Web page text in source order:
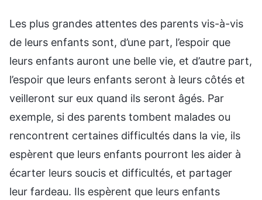
Les plus grandes attentes des parents vis-à-vis de leurs enfants sont, d’une part, l’espoir que leurs enfants auront une belle vie, et d’autre part, l’espoir que leurs enfants seront à leurs côtés et veilleront sur eux quand ils seront âgés. Par exemple, si des parents tombent malades ou rencontrent certaines difficultés dans la vie, ils espèrent que leurs enfants pourront les aider à écarter leurs soucis et difficultés, et partager leur fardeau. Ils espèrent que leurs enfants seront à leurs côtés quand ils quitteront ce monde, afin qu’ils puissent les revoir une dernière fois. Ce sont généralement les deux plus grandes attentes des parents vis-à-vis de leurs enfants, et il est difficile d’abandonner ces attentes. Si les parents d’une personne tombent malades ou rencontrent des difficultés, et que cette personne ne l’apprend pas, il est possible que la situation se résolve sans son intervention. Mais si la personne en est informée, elle a en général beaucoup de mal à surmonter la situation, surtout si l’état de ses parents devient sérieux et qu’ils tombent gravement malades. Dans ces moments-là, les gens ont encore plus de mal à lâcher prise. Si, au fond de ton cœur, tu te dis que tes parents ont encore la condition physique qu’ils avaient il y a 10 ou 20 ans, qu’ils peuvent vivre et travailler comme à cette époque, qu’ils peuvent prendre soin d’eux-mêmes et vivre normalement, qu’ils sont encore en bonne santé, jeunes et robustes, et si tu as l’impression qu’ils n’ont pas besoin de toi, tu ne seras pas très inquiet à leur sujet dans ton cœur. Mais si tu apprends que tes parents se font vieux, que leur constitution s’est affaiblie et qu’ils ont besoin que l’on s’occupe d’eux et qu’on leur tienne compagnie, et que tu te trouves ailleurs, tu seras probablement contrarié et affecté par cette nouvelle. Certaines personnes abandonnent même leur devoir et veulent rentrer chez elles pour voir leurs parents. Certaines personnes émotives font des choix encore plus irrationnels, et disent : « Si je pouvais, je donnerais dix ans de ma vie à mes parents. » Il y a aussi des personnes qui sont résolues à rechercher des bénédictions pour leurs parents. Elles achètent toutes sortes de produits de santé et de compléments alimentaires pour leurs parents, et quand elles apprennent que ces derniers sont gravement malades, elles ne peuvent éviter d’être piégées par leurs sentiments, et souhaitent courir immédiatement au chevet de leurs parents. Certaines personnes disent : « Je serais même prêt à avoir cette maladie à la place de mes parents », sans se demander quel devoir elles devraient accomplir, et ignorant la commission de Dieu. Par conséquent, dans ces circonstances, les gens sont très susceptibles de devenir faibles et de céder à la tentation. Pleureriez-vous si vous appreniez que vos parents sont tombés gravement malades ? En particulier, certaines personnes reçoivent des lettres de chez elles, qui disent que le médecin a déjà annoncé la mort prochaine de leurs parents. Que signifie « annoncer la mort prochaine » ? Cette expression est facile à interpréter. Elle signifie que les parents de ces personnes vont mourir dans quelques jours. À un moment pareil, tu penserais : « Mes parents n’ont qu’une cinquantaine d’années. Cela ne devrait pas arriver. De quelle maladie sont-ils atteints ? » Et si la réponse était : « Ils ont un cancer », tu penserais aussitôt : « Comment l’ont-ils attrapé ? Je suis parti depuis toutes ces années, je leur ai manqué et leur vie a été si dure, est-ce pour cette raison qu’ils ont attrapé cette maladie ? » Tu te précipiterais alors pour rejeter toute la faute sur toi-même : « Mes parents ont eu une vie si dure et je ne les ai pas aidés en partageant leur fardeau. Je leur ai manqué et ils se sont inquiétés pour moi, et je ne suis pas resté à leurs côtés. Je les ai laissé tomber et je leur ai fait endurer des souffrances parce que je leur manquais sans cesse. Mes parents ont passé tant de temps à m’élever, et tout ça pour quoi ? Tout ce que j’ai fait, c’est les faire souffrir ! » Plus tu y penserais, plus tu croirais que tu les as laissé tomber et que tu leur es redevable. Puis tu penserais : « Non, ce n’est pas exact. Je crois en Dieu, j’accomplis le devoir d’un être créé et je mène à bien la commission de Dieu. Je n’ai laissé tomber personne. » Mais ensuite, tu penserais : « Mes parents sont si âgés et ils n’ont aucun enfant à leurs côtés pour prendre soin d’eux. À quoi bon m’avoir élevé, alors ? » Tu hésiterais sans cesse, incapable de surmonter cette situation, quelle que soit ta façon d’y réfléchir. Non seulement tu pleurerais, mais tu sombrerais dans l’imbroglio de tes sentiments à l’égard de tes parents. Est-il facile d’abandonner tout cela, dans ces circonstances ? Tu dirais : « Mes parents m’ont donné naissance et ils m’ont élevé. Ils ne s’attendaient pas à ce que je devienne très riche et ils ne m’ont jamais rien demandé d’excessif. Ils espéraient simplement que je serais à leurs côtés quand ils tomberaient malades et auraient besoin de moi, que je leur tiendrais compagnie et que j’atténuerais leurs souffrances. Je ne l’ai jamais fait ! » Tu pleurerais, du jour où tu aurais appris que tes parents étaient très gravement malades jusqu’au jour de leur mort. Seriez-vous tristes, si vous vous trouviez dans ce genre de situation ? Pleureriez-vous ? Verseriez-vous des larmes ? (Oui.) À ce moment-là, ta détermination et tes désirs vacilleraient-ils ? Éprouverais-tu l’envie irrépressible de retourner en hâte aux côtés de tes parents, inconsidérément et imprudemment ? Penserais-tu, au fond de ton cœur, que tu es un ingrat insensible et que tes parents t’ont élevé en vain ? Continuerais-tu à avoir honte de faire face à tes parents ? Te souviendrais-tu sans cesse de la bonté dont tes parents ont fait preuve à ton égard en t’élevant, et à quel point ils ont été bons avec toi ? (Oui.) Abandonnerais-tu ton devoir ? Ferais-tu tout ton possible pour avoir des nouvelles récentes de tes parents par le biais d’amis ou de frères et sœurs ? Tout le monde présenterait ces manifestations, n’est-ce pas ? Alors, ce problème est-il facile à résoudre ? Comment dois-tu comprendre de telles questions ? Comment dois-tu considérer la question de la maladie ou du grand malheur, quel qu’il soit, qui frappent tes parents ? Si tu peux percer à jour tout cela, tu pourras l’abandonner. Si tu ne le peux pas, alors tu ne pourras pas l’abandonner. Tu penses constamment que tout ce que tes parents ont enduré et affronté est lié à toi, et que tu devrais partager ces fardeaux. Tu rejettes constamment la faute sur toi-même, tu penses toujours que ces choses ont un rapport avec toi, tu veux toujours t’en mêler. Cette idée est-elle juste ? (Non.) Pourquoi ? Comment devrais-tu considérer ces choses ? Quelles manifestations sont normales ? Quelles manifestations sont anormales, irrationnelles et ne se conforment pas à la vérité ? Nous allons d’abord parler des manifestations normales. Les gens sont tous mis au monde par leurs parents. Ils sont de la chair, et ils possèdent des sentiments. Les sentiments font partie de ce qui est humain et personne ne peut les éviter. Toute personne a des sentiments. Même les petits animaux ont des sentiments, sans parler des gens. Néanmoins, les sentiments de certaines personnes sont un peu plus intenses et les sentiments d’autres personnes sont un peu plus ténus. Mais quelles que soient les circonstances, tout le monde a des sentiments. Que cela émane de leurs sentiments, de leur humanité ou de leur rationalité, tous les individus seraient contrariés s’ils apprenaient que leurs parents sont tombés malades, qu’ils sont frappés par un grand malheur ou qu’ils endurent des souffrances. Tous les individus seraient contrariés. Il est tout à fait normal d’être contrarié, il s’agit là d’un instinct humain, c’est quelque chose que les gens possèdent dans leur humanité et leurs sentiments. Il est tout à fait normal que cela se manifeste chez les gens. Quand leurs parents tombent gravement malades ou sont frappés par un grand malheur, il est tout à fait normal que les gens se sentent tristes, qu’ils pleurent, qu’ils se sentent oppressés, qu’ils cherchent des façons de résoudre ces problèmes et qu’ils partagent ce fardeau avec leurs parents. Chez certaines personnes, cela a même des répercussions sur leur corps : elles seront incapables de manger, elles auront l’estomac noué et auront le moral en berne toute la journée. Toutes ces manifestations sont des manifestations des émotions, et tout cela est parfaitement normal. Les gens ne devraient pas te critiquer pour ces manifestations normales. Tu ne devrais pas essayer d’éviter ces manifestations et tu ne devrais certainement pas accepter les critiques de quiconque à leur sujet. Si tu présentes ces manifestations, cela prouve que tes sentiments pour tes parents sont authentiques, que tu es une personne capable de tenir compte de sa conscience et que tu es une personne normale et ordinaire. Personne ne devrait te reprocher ces débordements affectifs ou d’avoir ces besoins sur le plan émotionnel. Ces manifestations relèvent toutes de la rationalité et de la conscience. Alors, quelles manifestations ne sont pas normales ? Les manifestations anormales sont celles qui sortent du cadre de la rationalité. Ce sont quand les gens deviennent impulsifs dès que ces choses leur arrivent, qu’ils veulent tout abandonner immédiatement pour retourner aux côtés de leurs parents, qu’ils se précipitent pour rejeter toute la faute sur eux-mêmes et pour abandonner les aspirations, les désirs et la détermination qu’ils avaient autrefois, et même pour abandonner les serments qu’ils ont prêtés devant Dieu. Ces manifestations sont anormales et elles sortent du cadre de la rationalité, elles sont trop impulsives ! Quand les gens choisissent un chemin, ce n’est pas comme s’ils pouvaient choisir le chemin correct, le bon chemin, dans un accès d’impétuosité. Le fait que tu choisisses de suivre le